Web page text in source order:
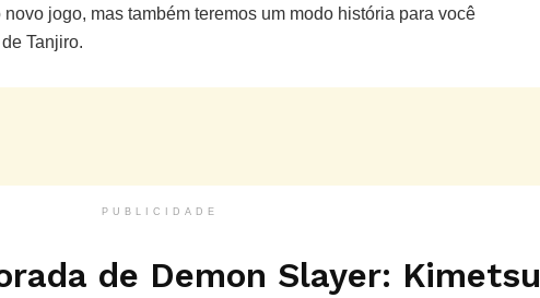
jogo, mas também teremos um modo história para você
Tanjiro.
PUBLICIDADE
de Demon Slayer: Kimetsu